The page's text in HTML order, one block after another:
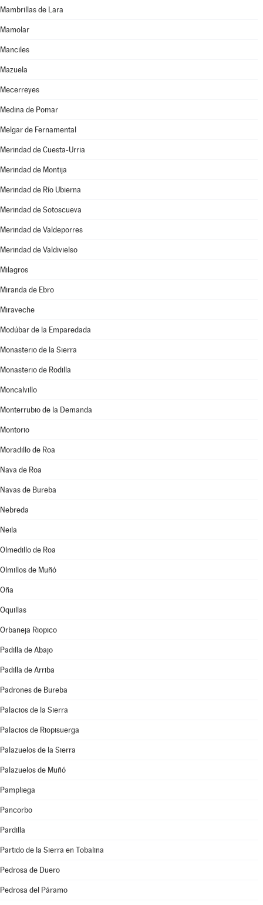
Mambrillas de Lara
Mamolar
Manciles
Mazuela
Mecerreyes
Medina de Pomar
Melgar de Fernamental
Merindad de Cuesta-Urria
Merindad de Montija
Merindad de Río Ubierna
Merindad de Sotoscueva
Merindad de Valdeporres
Merindad de Valdivielso
Milagros
Miranda de Ebro
Miraveche
Modúbar de la Emparedada
Monasterio de la Sierra
Monasterio de Rodilla
Moncalvillo
Monterrubio de la Demanda
Montorio
Moradillo de Roa
Nava de Roa
Navas de Bureba
Nebreda
Neila
Olmedillo de Roa
Olmillos de Muñó
Oña
Oquillas
Orbaneja Riopico
Padilla de Abajo
Padilla de Arriba
Padrones de Bureba
Palacios de la Sierra
Palacios de Riopisuerga
Palazuelos de la Sierra
Palazuelos de Muñó
Pampliega
Pancorbo
Pardilla
Partido de la Sierra en Tobalina
Pedrosa de Duero
Pedrosa del Páramo